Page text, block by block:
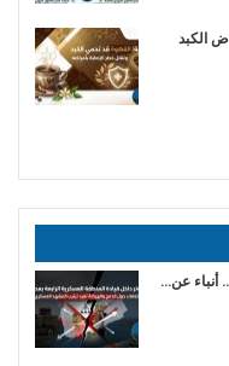
الكبد
أنباء عن…